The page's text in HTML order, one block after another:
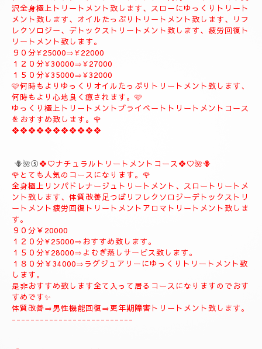
ジーデトックストリートメントフィシャルマッサージ＆パックソ
ルトトリートメント、疲労回復トリートメントコース
９０分¥20000
１２０分¥26000
１５０分¥31000
１８０分¥37000
❖❖❖❖❖❖❖❖❖
🪻🌹④プライベートトリートメントコース🪻🌹
こちらのコースもとても人気の高いおすすめコースになります。
よむぎ蒸し30分お体のデトックスを流します、お体が温まりま
沢全身極上トリートメント致します、スローにゆっくりトリート
メント致します、オイルたっぷりトリートメント致します、リフ
レクソロジー、デトックストリートメント致します、疲労回復ト
リートメント致します。
９０分¥25000⇒¥22000
１２０分¥30000⇒¥27000
１５０分¥35000⇒¥32000
🩷何時もよりゆっくりオイルたっぷりトリートメント致します、
何時もより心地良く癒されます。🩷
ゆっくり極上トリートメントプライベートトリートメントコース
をおすすめ致します。🌹
❖❖❖❖❖❖❖❖❖❖❖
🪻🌺⑤❖♡ナチュラルトリートメントコース❖♡🌺🪻